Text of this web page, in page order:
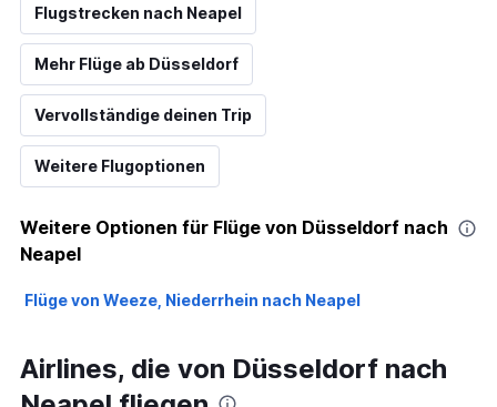
Flugstrecken nach Neapel
Mehr Flüge ab Düsseldorf
Vervollständige deinen Trip
Weitere Flugoptionen
Weitere Optionen für Flüge von Düsseldorf nach
Neapel
Flüge von Weeze, Niederrhein nach Neapel
Airlines, die von Düsseldorf nach